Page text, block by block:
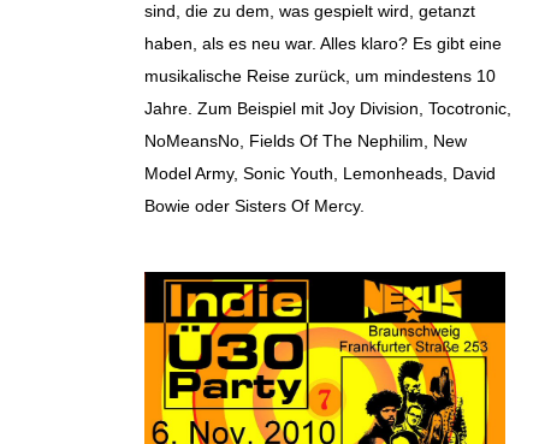
sind, die zu dem, was gespielt wird, getanzt
haben, als es neu war. Alles klaro? Es gibt eine
musikalische Reise zurück, um mindestens 10
Jahre. Zum Beispiel mit Joy Division, Tocotronic,
NoMeansNo, Fields Of The Nephilim, New
Model Army, Sonic Youth, Lemonheads, David
Bowie oder Sisters Of Mercy.